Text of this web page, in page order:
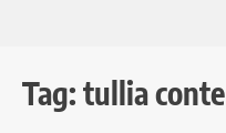
Tag: tullia conte